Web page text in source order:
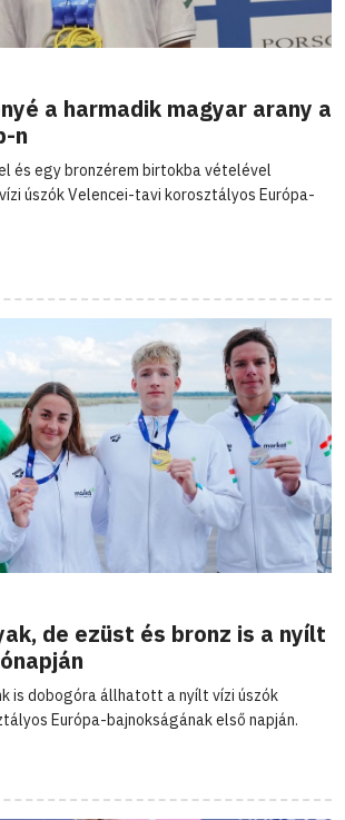
a harmadik magyar arany a
n
és egy bronzérem birtokba vételével
úszók Velencei-tavi korosztályos Európa-
de ezüst és bronz is a nyílt
is dobogóra állhatott a nyílt vízi úszók
Európa-bajnokságának első napján.